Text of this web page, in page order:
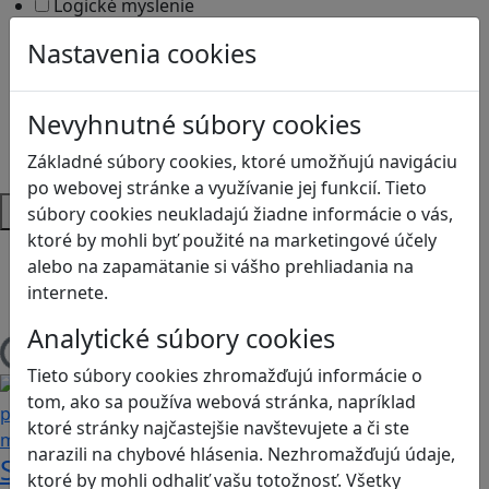
Nastavenia cookies
Nevyhnutné súbory cookies
Základné súbory cookies, ktoré umožňujú navigáciu
po webovej stránke a využívanie jej funkcií. Tieto
súbory cookies neukladajú žiadne informácie o vás,
ktoré by mohli byť použité na marketingové účely
alebo na zapamätanie si vášho prehliadania na
internete.
Analytické súbory cookies
Tieto súbory cookies zhromažďujú informácie o
tom, ako sa používa webová stránka, napríklad
ktoré stránky najčastejšie navštevujete a či ste
narazili na chybové hlásenia. Nezhromažďujú údaje,
ktoré by mohli odhaliť vašu totožnosť. Všetky
Logické myslenie
Motorika a koncentrácia
Sociálne zručnosti a kooperácia
Strategické myslenie
Zdravie a pohyb
Platformy
Android
Herná konzola
Stolové, kartové
Načítam blogy
Stanete sa influencerom, keď budete